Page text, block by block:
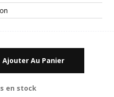
Ajouter Au Panier
en stock